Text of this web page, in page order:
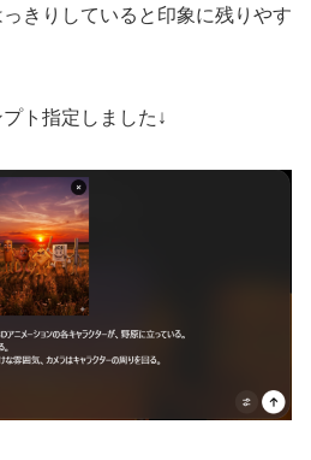
きりしていると印象に残りやす
ト指定しました↓